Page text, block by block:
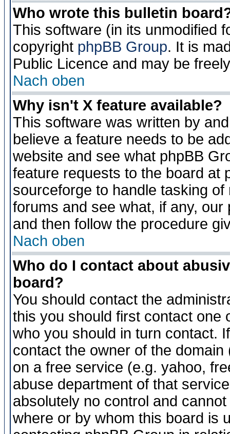
Who wrote this bulletin
This software (in its unmodified
copyright phpBB Group. It is
Public Licence and may be
Nach oben
Why isn't X feature available?
This software was written by
believe a feature needs to be
website and see what phpBB
feature requests to the board at
sourceforge to handle tasking
forums and see what, if any,
and then follow the procedure
Nach oben
Who do I contact about
board?
You should contact the
this you should first contact one
who you should in turn contact.
contact the owner of the
on a free service (e.g. yahoo,
abuse department of that
absolutely no control and
where or by whom this board is